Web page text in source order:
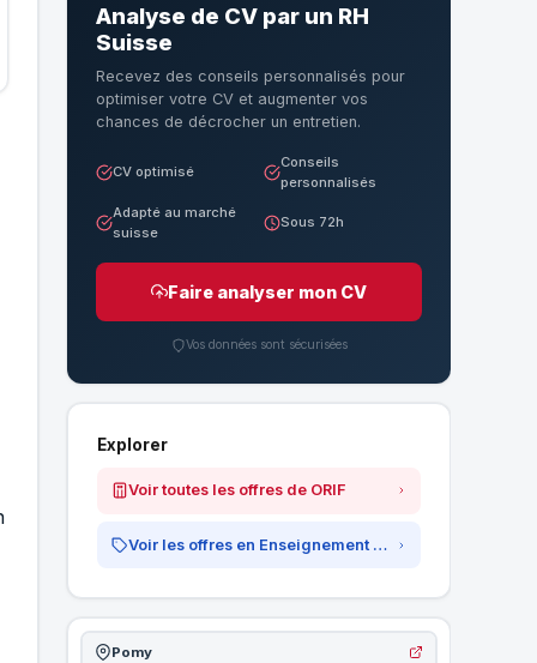
Analyse de CV par un RH
Suisse
Recevez des conseils personnalisés pour
optimiser votre CV et augmenter vos
chances de décrocher un entretien.
CV optimisé
Conseils
personnalisés
Adapté au marché
suisse
Sous 72h
Faire analyser mon CV
Vos données sont sécurisées
Explorer
Voir toutes les offres de ORIF
Voir les offres en Enseignement &amp; Formation
Pomy